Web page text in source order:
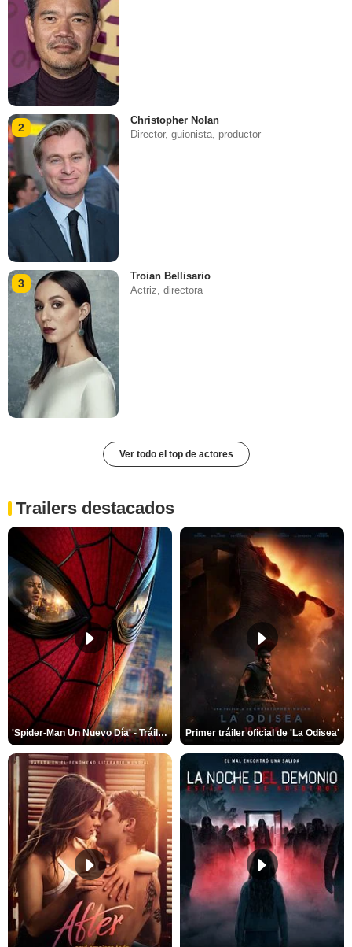
2
Christopher Nolan
Director, guionista, productor
3
Troian Bellisario
Actriz, directora
Ver todo el top de actores
Trailers destacados
'Spider-Man Un Nuevo Día' - Tráiler oficial subtitulado Primer tráiler oficial de 'La Odisea'